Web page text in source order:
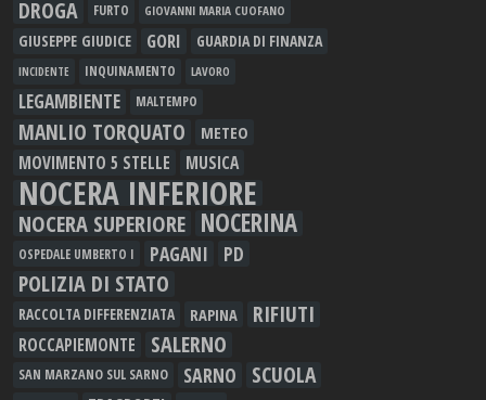
DROGA FURTO GIOVANNI MARIA CUOFANO
GIUSEPPE GIUDICE GORI GUARDIA DI FINANZA
INCIDENTE INQUINAMENTO LAVORO
LEGAMBIENTE MALTEMPO
MANLIO TORQUATO METEO
MOVIMENTO 5 STELLE MUSICA
NOCERA INFERIORE
NOCERA SUPERIORE NOCERINA
OSPEDALE UMBERTO I PAGANI PD
POLIZIA DI STATO
RACCOLTA DIFFERENZIATA RAPINA RIFIUTI
ROCCAPIEMONTE SALERNO
SAN MARZANO SUL SARNO SARNO SCUOLA